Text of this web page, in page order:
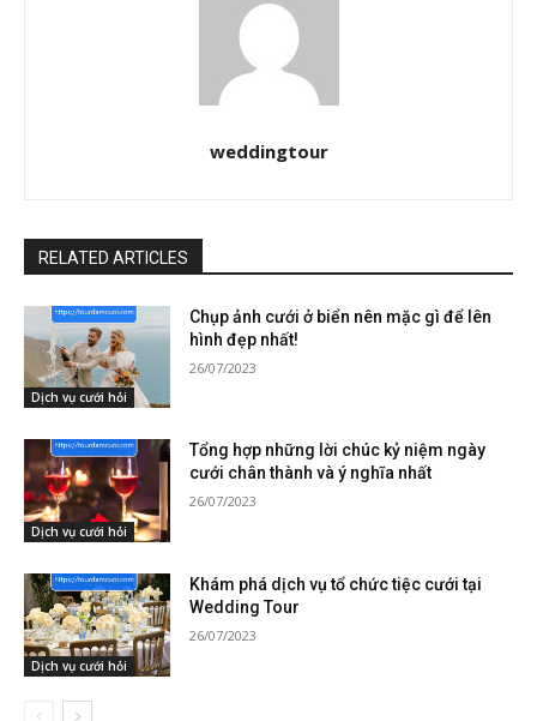
weddingtour
RELATED ARTICLES
Dịch vụ cưới hỏi
Chụp ảnh cưới ở biển nên mặc gì để lên
hình đẹp nhất!
26/07/2023
Dịch vụ cưới hỏi
Tổng hợp những lời chúc kỷ niệm ngày
cưới chân thành và ý nghĩa nhất
26/07/2023
Dịch vụ cưới hỏi
Khám phá dịch vụ tổ chức tiệc cưới tại
Wedding Tour
26/07/2023